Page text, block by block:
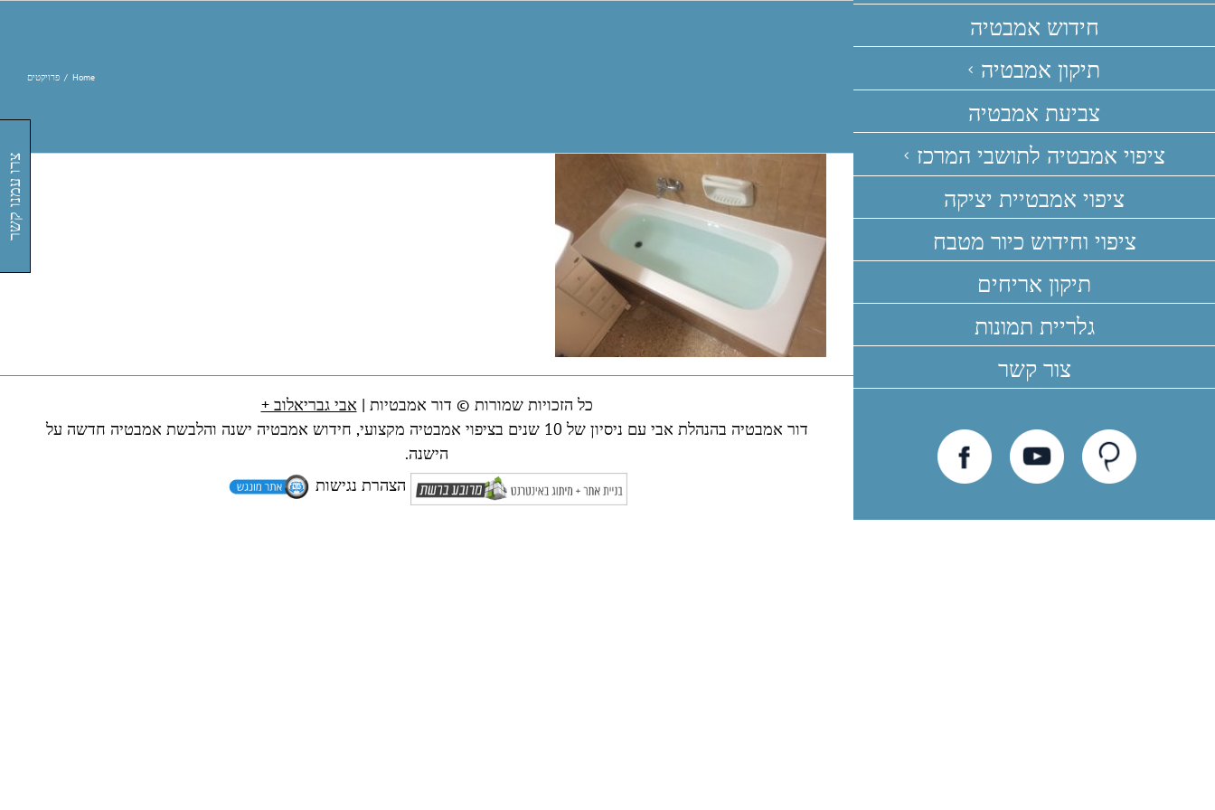
Skip
חידוש אמבטיה
תיקון אמבטיה
צביעת אמבטיה
ציפוי אמבטיה לתושבי המרכז
ציפוי אמבטיית יציקה
ציפוי וחידוש כיור מטבח
תיקון אריחים
גלריית תמונות
צור קשר
חוות
דעת
יוטיובפייסבוק
Home
/ פרויקטים
כל הזכויות שמורות © דור אמבטיות | אבי גבריאלוב +
דור אמבטיה בהנהלת אבי עם ניסיון של 10 שנים בציפוי אמבטיה מקצועי, חידוש אמבטיה ישנה והלבשת אמבטיה חדשה על
הישנה.
הצהרת נגישות
צרו עמנו קשר